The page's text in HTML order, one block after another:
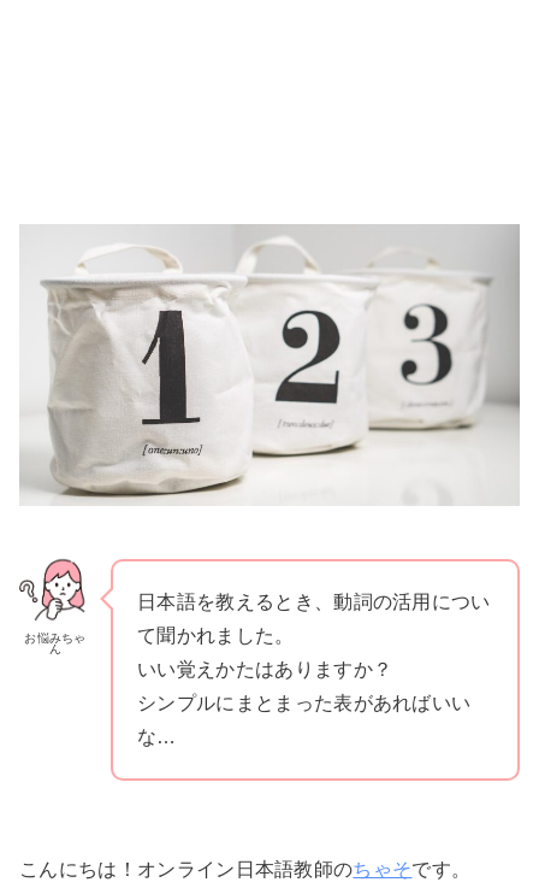
お悩みちゃ
ん
日本語を教えるとき、動詞の活用につい
て聞かれました。
いい覚えかたはありますか？
シンプルにまとまった表があればいい
な…
こんにちは！オンライン日本語教師のちゃそです。